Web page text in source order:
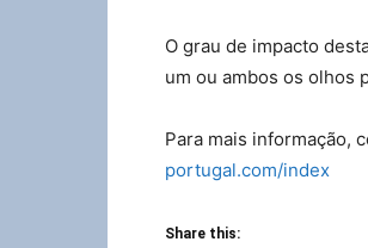
O grau de impacto
um ou ambos os olhos
Para mais informação,
portugal.com/index
Share this: